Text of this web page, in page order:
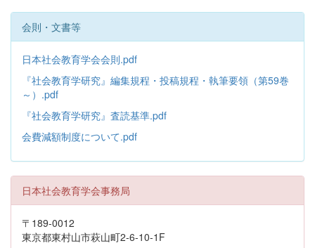
会則・文書等
日本社会教育学会会則.pdf
『社会教育学研究』編集規程・投稿規程・執筆要領（第59巻
～）.pdf
『社会教育学研究』査読基準.pdf
会費減額制度について.pdf
日本社会教育学会事務局
〒189-0012
東京都東村山市萩山町2-6-10-1F